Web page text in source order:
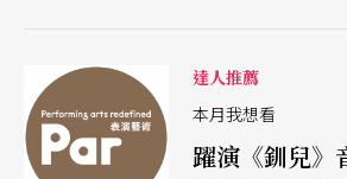
達人推薦
本月我想看
躍演《釧兒》